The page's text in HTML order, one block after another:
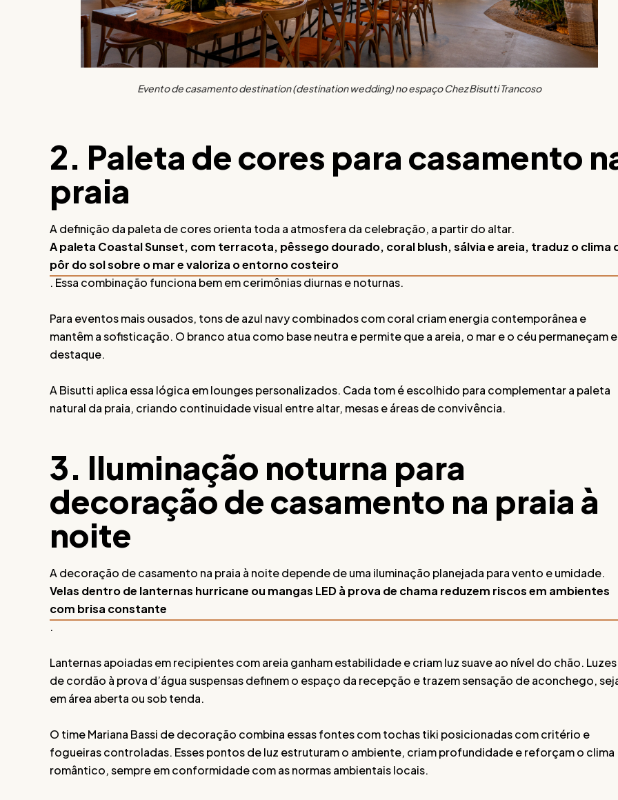
Evento de casamento destination (destination wedding) no espaço Chez Bisutti Trancoso
2. Paleta de cores para casamento
praia
A definição da paleta de cores orienta toda a atmosfera da celebração, a partir do altar.
A paleta Coastal Sunset, com terracota, pêssego dourado, coral blush, sálvia e areia, traduz o clima
pôr do sol sobre o mar e valoriza o entorno costeiro
. Essa combinação funciona bem em cerimônias diurnas e noturnas.
Para eventos mais ousados, tons de azul navy combinados com coral criam energia contemporânea e
mantêm a sofisticação. O branco atua como base neutra e permite que a areia, o mar e o céu permaneçam
destaque.
A Bisutti aplica essa lógica em lounges personalizados. Cada tom é escolhido para complementar a paleta
natural da praia, criando continuidade visual entre altar, mesas e áreas de convivência.
3. Iluminação noturna para
decoração de casamento na praia à
noite
A decoração de casamento na praia à noite depende de uma iluminação planejada para vento e umidade.
Velas dentro de lanternas hurricane ou mangas LED à prova de chama reduzem riscos em ambientes
com brisa constante
.
Lanternas apoiadas em recipientes com areia ganham estabilidade e criam luz suave ao nível do chão. Luzes
de cordão à prova d’água suspensas definem o espaço da recepção e trazem sensação de aconchego,
em área aberta ou sob tenda.
O time Mariana Bassi de decoração combina essas fontes com tochas tiki posicionadas com critério e
fogueiras controladas. Esses pontos de luz estruturam o ambiente, criam profundidade e reforçam o clima
romântico, sempre em conformidade com as normas ambientais locais.